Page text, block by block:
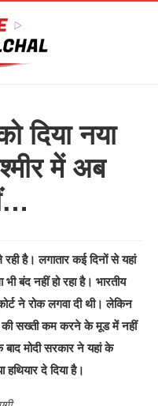
दिया नया
में अब
है। लगातार कई दिनों से यहां
भी बंद नहीं हो रहा है। भारतीय
ने रोक लगवा दी थी। लेकिन
की सख्ती कम करने के मूड में नहीं
मोदी सरकार ने यहां के
दे दिया है।